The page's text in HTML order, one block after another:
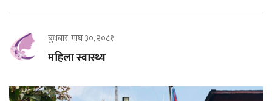
बुधबार, माघ ३०, २०८१
महिला स्वास्थ्य